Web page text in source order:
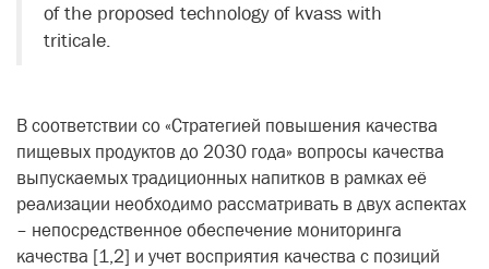
of the proposed technology of kvass with
triticale.
В соответствии со «Стратегией повышения качества
пищевых продуктов до 2030 года» вопросы качества
выпускаемых традиционных напитков в рамках её
реализации необходимо рассматривать в двух аспектах
– непосредственное обеспечение мониторинга
качества [1,2] и учет восприятия качества с позиций